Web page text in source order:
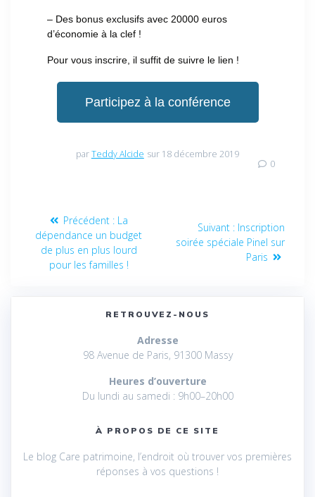
– Des bonus exclusifs avec 20000 euros
d’économie à la clef !
Pour vous inscrire, il suffit de suivre le lien !
Participez à la conférence
parTeddy Alcide sur 18 décembre 2019
0
Précédent : La
dépendance un budget
de plus en plus lourd
pour les familles !
Suivant : Inscription
soirée spéciale Pinel sur
Paris
RETROUVEZ-NOUS
Adresse
98 Avenue de Paris, 91300 Massy
Heures d’ouverture
Du lundi au samedi : 9h00–20h00
À PROPOS DE CE SITE
Le blog Care patrimoine, l’endroit où trouver vos premières
réponses à vos questions !